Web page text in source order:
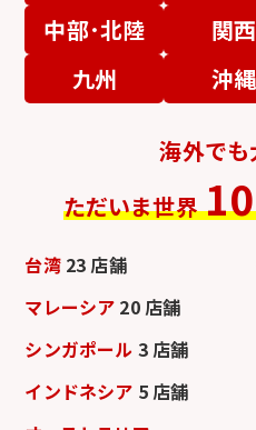
中部･北陸
関西
九州
沖縄
海外でも
ただいま世界 10
台湾 23 店舗
マレーシア 20 店舗
シンガポール 3 店舗
インドネシア 5 店舗